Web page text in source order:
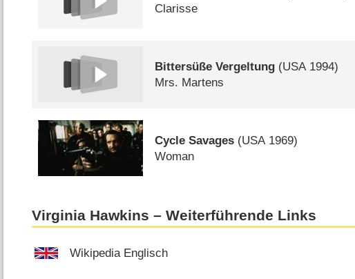
Clarisse
Bittersüße Vergeltung (USA 1994)
Mrs. Martens
Cycle Savages (USA 1969)
Woman
Virginia Hawkins – Weiterführende Links
Wikipedia Englisch